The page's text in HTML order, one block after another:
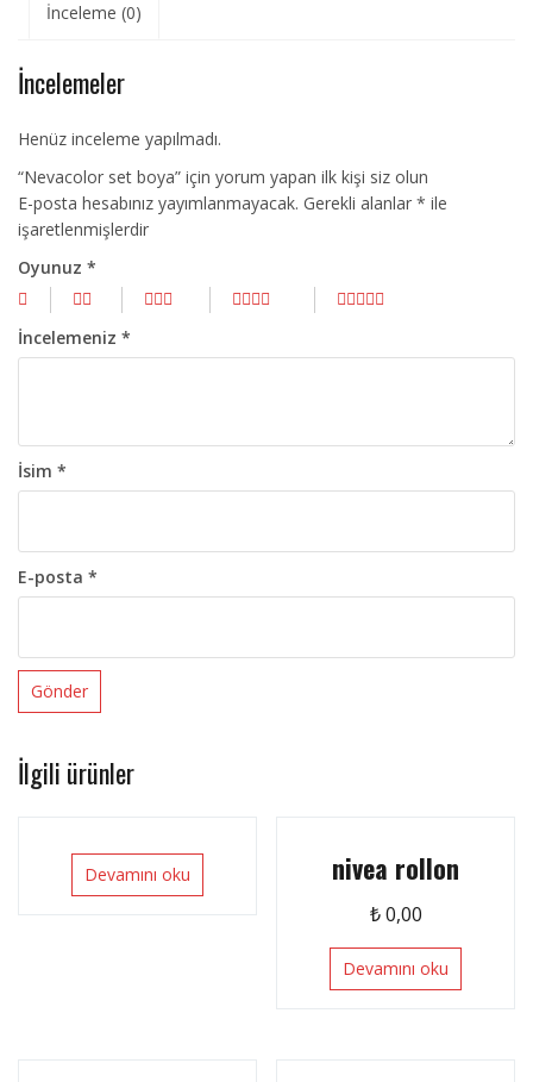
İnceleme (0)
İncelemeler
Henüz inceleme yapılmadı.
“Nevacolor set boya” için yorum yapan ilk kişi siz olun
E-posta hesabınız yayımlanmayacak. Gerekli alanlar * ile
işaretlenmişlerdir
Oyunuz *
İncelemeniz *
İsim *
E-posta *
İlgili ürünler
Devamını oku nivea rollon
₺0,00
Devamını oku